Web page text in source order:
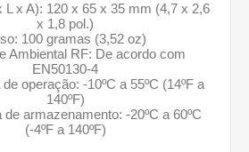
L x A): 120 x 65 x 35 mm (4,7 x 2,6
x 1,8 pol.)
100 gramas (3,52 oz)
Ambiental RF: De acordo com
EN50130-4
operação: -10ºC a 55ºC (14ºF a
140ºF)
de armazenamento: -20ºC a 60ºC
(-4ºF a 140ºF)